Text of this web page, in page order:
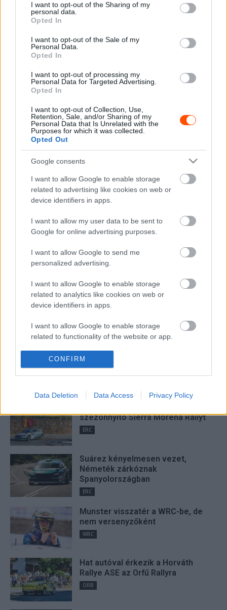
not limited to your visit or usage behaviour. You may click to
grant or deny consent to Google and its third-party tags to
use your data for below specified purposes in below Google
consent section.
I want to opt-out of the Sharing of my
personal data.
Opted In
I want to opt-out of the Sale of my
Personal Data.
Opted In
I want to opt-out of processing my
Personal Data for Targeted Advertising.
Opted In
I want to opt-out of Collection, Use,
Retention, Sale, and/or Sharing of my
Personal Data that Is Unrelated with the
Purposes for which it was collected.
Opted Out
Google consents
I want to allow Google to enable storage
related to advertising like cookies on web or
device identifiers in apps.
I want to allow my user data to be sent to
Google for online advertising purposes.
I want to allow Google to send me
personalized advertising.
I want to allow Google to enable storage
related to analytics like cookies on web or
device identifiers in apps.
I want to allow Google to enable storage
related to functionality of the website or app.
I want to allow Google to enable storage
related to personalization.
related to security, including authentication
user protection.
CONFIRM
Data Deletion Data Access Privacy Policy
vezeti Hanna Ortlender és 42 ponttal Karin Thannhauser
előtt. Balázs Zsolt az ötödik, Berendi Dávid a hetedik
helyen áll.
élen, míg Schuck János 22 pont hátránnyal a harmadik,
Gyarmati Ariel 31 pont hátránnyal a negyedik, Pazsitka
A navigátorok között Günter Brandl áll az élen 14 pont
előnnyel Gonda Dániel előtt, míg Kocsis György 25 pont
hátránnyal a harmadik, Taky Zoltán pedig a hatodik.
A két osztrák versenyt követően a horvát Opatija Rallyn
folytatódik a szezon, amit a szlovén Velenje Rally és a
Hund Gábor
http://rallycafe.hu
szezonnyitó Sierra Morena Rallyt
ERC
Suárez kényelmesen vezet,
Németék zárkóznak
Spanyolországban
ERC
Munster visszatér a WRC-be, de
nem versenyzőként
WRC
Hat autóval érkezik a Horváth
Rallye ASE az Orfű Rallyra
ORB